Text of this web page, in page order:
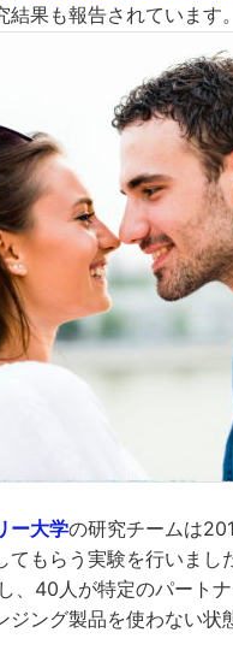
結果も報告されています。
ー大学の研究チームは
てもらう実験を行いま
、40人が特定のパート
ジング製品を使わない